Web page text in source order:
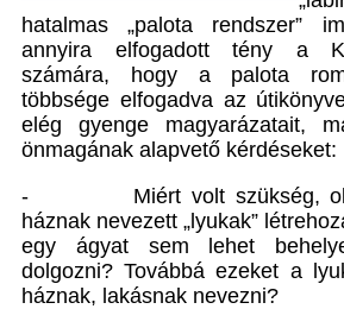
hatalmas „palota rendszer”
annyira elfogadott tény a
számára, hogy a palota
többsége elfogadva az
elég gyenge magyarázatait,
önmagának alapvető kérdéseket:
- Miért volt szükség,
háznak nevezett „lyukak”
egy ágyat sem lehet
dolgozni? Továbbá ezeket a
háznak, lakásnak nevezni?